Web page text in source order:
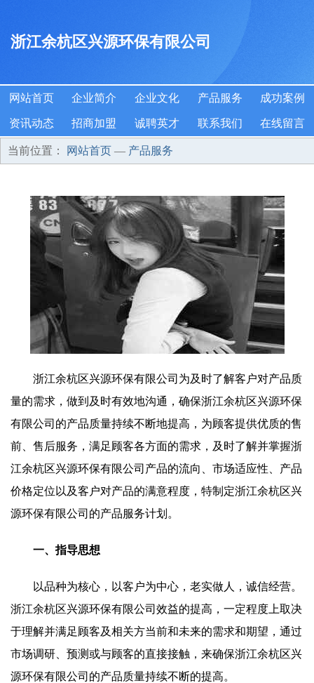
浙江余杭区兴源环保有限公司
网站首页 企业简介 企业文化 产品服务 成功案例
资讯动态 招商加盟 诚聘英才 联系我们 在线留言
当前位置： 网站首页 — 产品服务
浙江余杭区兴源环保有限公司为及时了解客户对产品质
量的需求，做到及时有效地沟通，确保浙江余杭区兴源环保
有限公司的产品质量持续不断地提高，为顾客提供优质的售
前、售后服务，满足顾客各方面的需求，及时了解并掌握浙
江余杭区兴源环保有限公司产品的流向、市场适应性、产品
价格定位以及客户对产品的满意程度，特制定浙江余杭区兴
源环保有限公司的产品服务计划。
一、指导思想
以品种为核心，以客户为中心，老实做人，诚信经营。
浙江余杭区兴源环保有限公司效益的提高，一定程度上取决
于理解并满足顾客及相关方当前和未来的需求和期望，通过
市场调研、预测或与顾客的直接接触，来确保浙江余杭区兴
源环保有限公司的产品质量持续不断的提高。